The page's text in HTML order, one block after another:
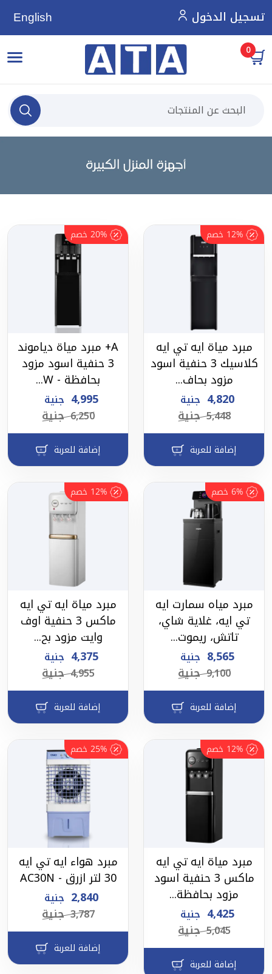
تسجيل الدخول English
0
12% خصم
مبرد مياة ايه تي ايه
كلاسيك 3 حنفية اسود
مزود بحاف...
4,820 جنية
5,448 جنية
إضافة للعربة
20% خصم
A+ مبرد مياة دياموند
3 حنفية اسود مزود
بحافظة - W...
4,995 جنية
6,250 جنية
إضافة للعربة
6% خصم
مبرد مياه سمارت ايه
تي ايه، غلاية شاي،
تاتش، ريموت...
8,565 جنية
9,100 جنية
إضافة للعربة
12% خصم
مبرد مياة ايه تي ايه
ماكس 3 حنفية اوف
وايت مزود بح...
4,375 جنية
4,955 جنية
إضافة للعربة
12% خصم
مبرد مياة ايه تي ايه
ماكس 3 حنفية اسود
مزود بحافظة...
4,425 جنية
5,045 جنية
إضافة للعربة
25% خصم
مبرد هواء ايه تي ايه
30 لتر ازرق - AC30N
2,840 جنية
3,787 جنية
إضافة للعربة